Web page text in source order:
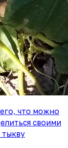
что можно
своими
тыкву